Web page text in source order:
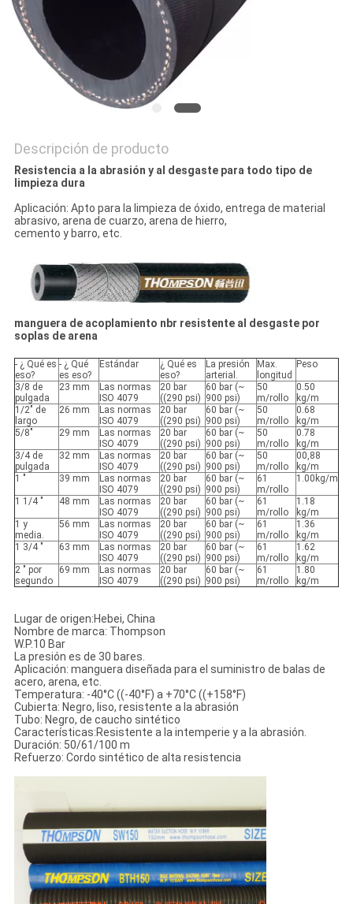
Descripción de producto
Resistencia a la abrasión y al desgaste para todo tipo de
limpieza dura
Aplicación: Apto para la limpieza de óxido, entrega de material
abrasivo, arena de cuarzo, arena de hierro,
cemento y barro, etc.
manguera de acoplamiento nbr resistente al desgaste por
soplas de arena
- ¿ Qué es
eso?
- ¿ Qué
es eso?
Estándar
¿ Qué es
eso?
La presión
arterial.
Max.
longitud
Peso
3/8 de
pulgada
23 mm
Las normas
ISO 4079
20 bar
((290 psi)
60 bar (~
900 psi)
50
m/rollo
0.50
kg/m
1/2" de
largo
26 mm
Las normas
ISO 4079
20 bar
((290 psi)
60 bar (~
900 psi)
50
m/rollo
0.68
kg/m
5/8"
29 mm
Las normas
ISO 4079
20 bar
((290 psi)
60 bar (~
900 psi)
50
m/rollo
0.78
kg/m
3/4 de
pulgada
32 mm
Las normas
ISO 4079
20 bar
((290 psi)
60 bar (~
900 psi)
50
m/rollo
00,88
kg/m
1 "
39 mm
Las normas
ISO 4079
20 bar
((290 psi)
60 bar (~
900 psi)
61
m/rollo
1.00kg/m
1 1/4 " 48 mm
Las normas
ISO 4079
20 bar
((290 psi)
60 bar (~
900 psi)
61
m/rollo
1.18
kg/m
1 y
media.
56 mm
Las normas
ISO 4079
20 bar
((290 psi)
60 bar (~
900 psi)
61
m/rollo
1.36
kg/m
1 3/4 "
63 mm
Las normas
ISO 4079
20 bar
((290 psi)
60 bar (~
900 psi)
61
m/rollo
1.62
kg/m
2 " por
segundo
69 mm
Las normas
ISO 4079
20 bar
((290 psi)
60 bar (~
900 psi)
61
m/rollo
1.80
kg/m
Lugar de origen:Hebei, China
Nombre de marca: Thompson
W.P.10 Bar
La presión es de 30 bares.
Aplicación: manguera diseñada para el suministro de balas de
acero, arena, etc.
Temperatura: -40°C ((-40°F) a +70°C ((+158°F)
Cubierta: Negro, liso, resistente a la abrasión
Tubo: Negro, de caucho sintético
Características:Resistente a la intemperie y a la abrasión.
Duración: 50/61/100 m
Refuerzo: Cordo sintético de alta resistencia